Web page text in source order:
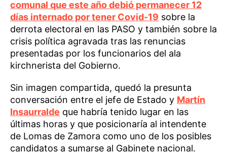
comunal que este año debió permanecer 12
días internado por tener Covid-19 sobre la
derrota electoral en las PASO y también sobre la
crisis política agravada tras las renuncias
presentadas por los funcionarios del ala
kirchnerista del Gobierno.
Sin imagen compartida, quedó la presunta
conversación entre el jefe de Estado y Martín
Insaurralde que habría tenido lugar en las
últimas horas y que posicionaría al intendente
de Lomas de Zamora como uno de los posibles
candidatos a sumarse al Gabinete nacional.